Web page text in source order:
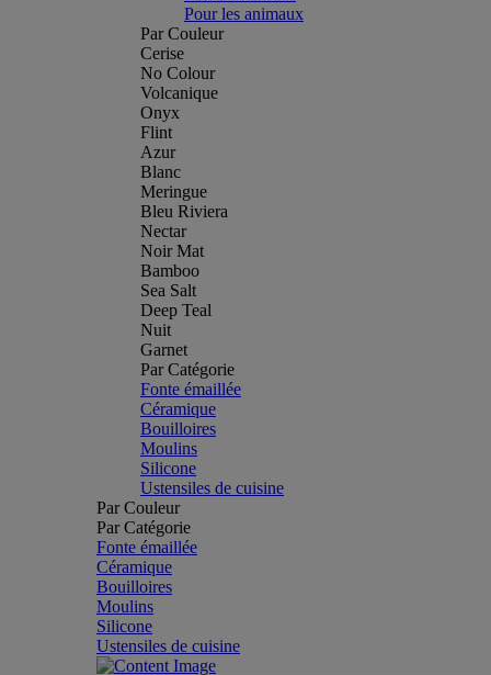
Pour les animaux
Par Couleur
Cerise
No Colour
Volcanique
Onyx
Flint
Azur
Blanc
Meringue
Bleu Riviera
Nectar
Noir Mat
Bamboo
Sea Salt
Deep Teal
Nuit
Garnet
Par Catégorie
Fonte émaillée
Céramique
Bouilloires
Moulins
Silicone
Ustensiles de cuisine
Par Couleur
Par Catégorie
Fonte émaillée
Céramique
Bouilloires
Moulins
Silicone
Ustensiles de cuisine